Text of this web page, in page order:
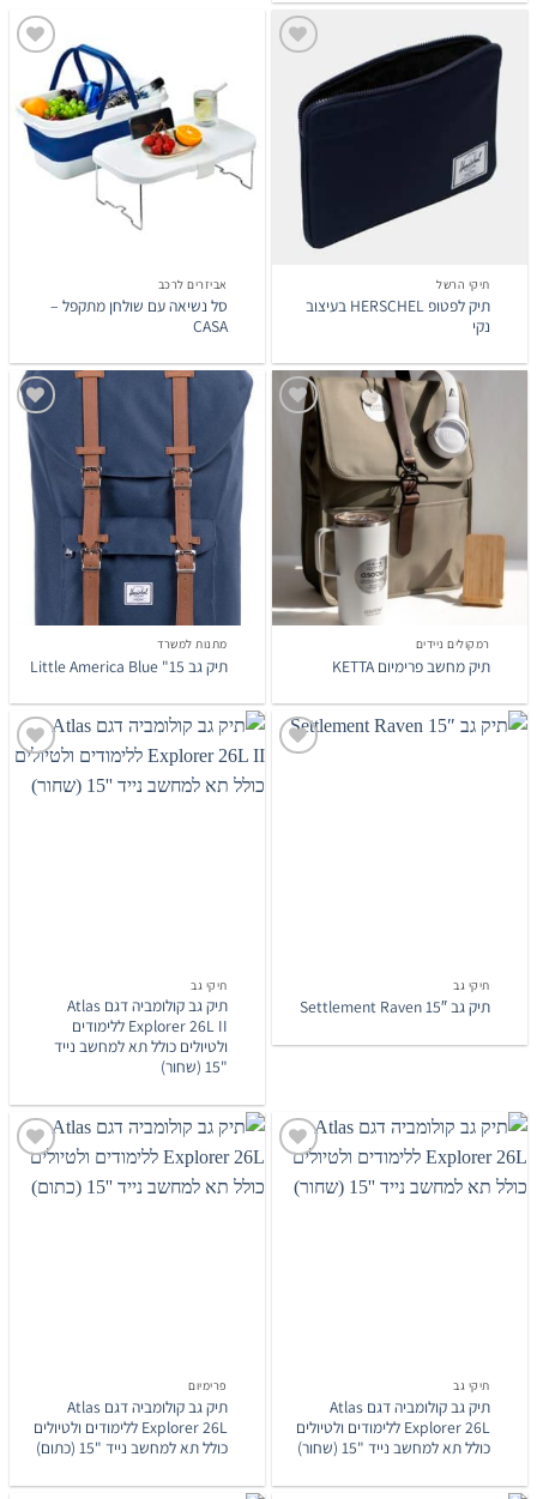
המשאלות
תיקי הרשל
תיק לפטופ HERSCHEL בעיצוב
נקי
המשאלות
אביזרים לרכב
סל נשיאה עם שולחן מתקפל –
CASA
הוסף
לרשימת
המשאלות
רמקולים ניידים
תיק מחשב פרימיום KETTA
הוסף
לרשימת
המשאלות
מתנות למשרד
תיק גב 15" Little America Blue
תיקי גב
תיק גב Settlement Raven 15″
לרשימת
תיקי גב
תיק גב קולומביה דגם Atlas
Explorer 26L II ללימודים
ולטיולים כולל תא למחשב נייד
"15 (שחור)
לרשימת
תיקי גב
תיק גב קולומביה דגם Atlas
Explorer 26L ללימודים ולטיולים
כולל תא למחשב נייד "15 (שחור)
לרשימת
פרימיום‎
תיק גב קולומביה דגם Atlas
Explorer 26L ללימודים ולטיולים
כולל תא למחשב נייד "15 (כתום)